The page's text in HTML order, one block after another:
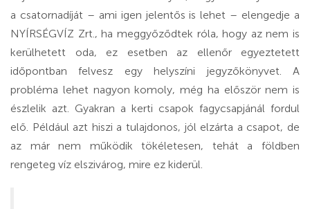
a csatornadíját – ami igen jelentős is lehet – elengedje a
NYÍRSÉGVÍZ Zrt., ha meggyőződtek róla, hogy az nem is
kerülhetett oda, ez esetben az ellenőr egyeztetett
időpontban felvesz egy helyszíni jegyzőkönyvet. A
probléma lehet nagyon komoly, még ha először nem is
észlelik azt. Gyakran a kerti csapok fagycsapjánál fordul
elő. Például azt hiszi a tulajdonos, jól elzárta a csapot, de
az már nem működik tökéletesen, tehát a földben
rengeteg víz elszivárog, mire ez kiderül.